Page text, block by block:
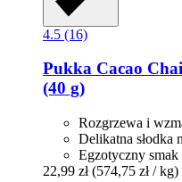
4.5 (16)
Pukka Cacao
(40 g)
Rozgrzewa i
Delikatna słodka
Egzotyczny smak
22,99 zł (574,75 zł / kg)